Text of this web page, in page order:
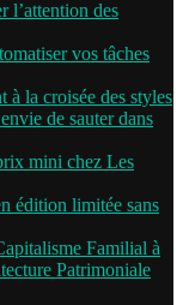
l’attention des
vos tâches
à la croisée des styles
de sauter dans
mini chez Les
édition limitée sans
Familial à
Patrimoniale